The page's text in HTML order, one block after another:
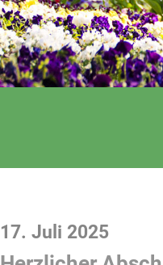
17. Juli 2025